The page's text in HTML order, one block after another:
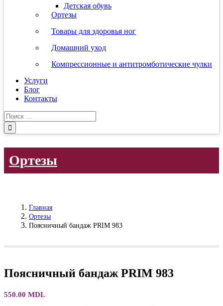
Детская обувь
Ортезы
Товары для здоровья ног
Домашний уход
Компрессионные и антитромботические чулки
Услуги
Блог
Контакты
Результат
поиска:
Ортезы
Главная
Ортезы
Поясничный бандаж PRIM 983
Поясничный бандаж PRIM 983
550.00 MDL